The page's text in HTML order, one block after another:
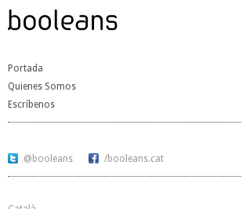
Portada
Quienes Somos
Escríbenos
@booleans /booleans.cat